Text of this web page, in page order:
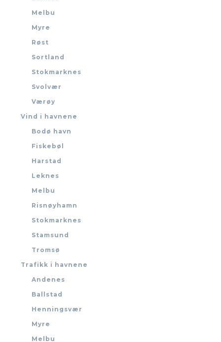
Melbu
Myre
Røst
Sortland
Stokmarknes
Svolvær
Værøy
Vind i havnene
Bodø havn
Fiskebøl
Harstad
Leknes
Melbu
Risnøyhamn
Stokmarknes
Stamsund
Tromsø
Trafikk i havnene
Andenes
Ballstad
Henningsvær
Myre
Melbu